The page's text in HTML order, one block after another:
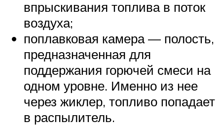
впрыскивания топлива в поток
воздуха;
поплавковая камера — полость,
предназначенная для
поддержания горючей смеси на
одном уровне. Именно из нее
через жиклер, топливо попадает
в распылитель.